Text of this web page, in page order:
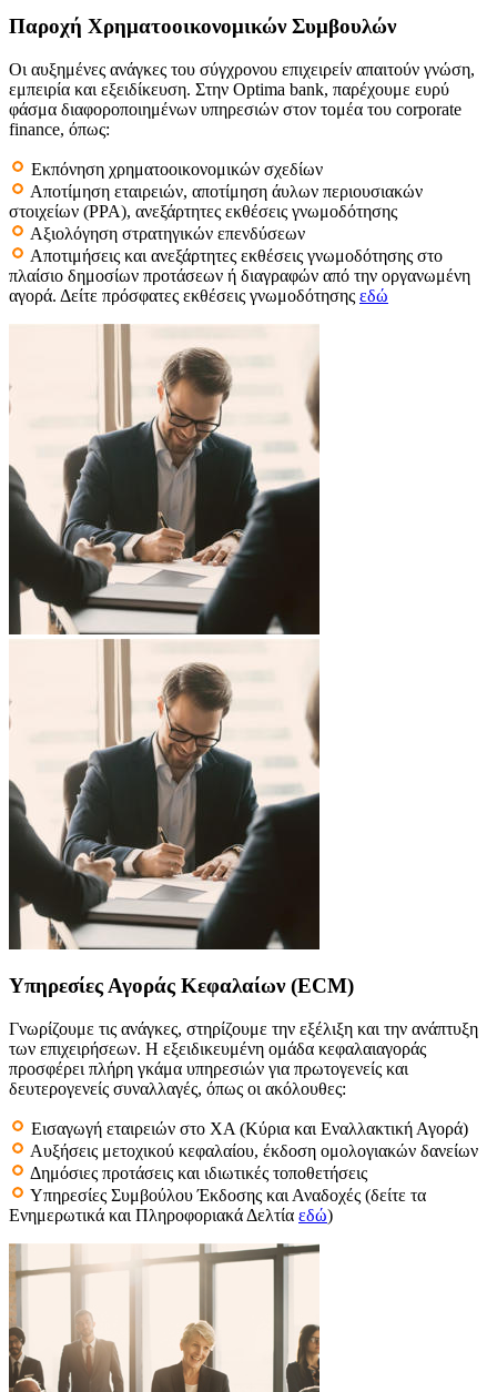
Παροχή Χρηματοοικονομικών Συμβουλών
Οι αυξημένες ανάγκες του σύγχρονου επιχειρείν απαιτούν γνώση,
εμπειρία και εξειδίκευση. Στην Optima bank, παρέχουμε ευρύ
φάσμα διαφοροποιημένων υπηρεσιών στον τομέα του corporate
finance, όπως:
Εκπόνηση χρηματοοικονομικών σχεδίων
Αποτίμηση εταιρειών, αποτίμηση άυλων περιουσιακών
στοιχείων (PPA), ανεξάρτητες εκθέσεις γνωμοδότησης
Αξιολόγηση στρατηγικών επενδύσεων
Αποτιμήσεις και ανεξάρτητες εκθέσεις γνωμοδότησης στο
πλαίσιο δημοσίων προτάσεων ή διαγραφών από την οργανωμένη
αγορά. Δείτε πρόσφατες εκθέσεις γνωμοδότησης εδώ
Υπηρεσίες Αγοράς Κεφαλαίων (ECM)
Γνωρίζουμε τις ανάγκες, στηρίζουμε την εξέλιξη και την ανάπτυξη
των επιχειρήσεων. Η εξειδικευμένη ομάδα κεφαλαιαγοράς
προσφέρει πλήρη γκάμα υπηρεσιών για πρωτογενείς και
δευτερογενείς συναλλαγές, όπως οι ακόλουθες:
Εισαγωγή εταιρειών στο ΧΑ (Κύρια και Εναλλακτική Αγορά)
Αυξήσεις μετοχικού κεφαλαίου, έκδοση ομολογιακών δανείων
Δημόσιες προτάσεις και ιδιωτικές τοποθετήσεις
Υπηρεσίες Συμβούλου Έκδοσης και Αναδοχές (δείτε τα
Ενημερωτικά και Πληροφοριακά Δελτία εδώ)